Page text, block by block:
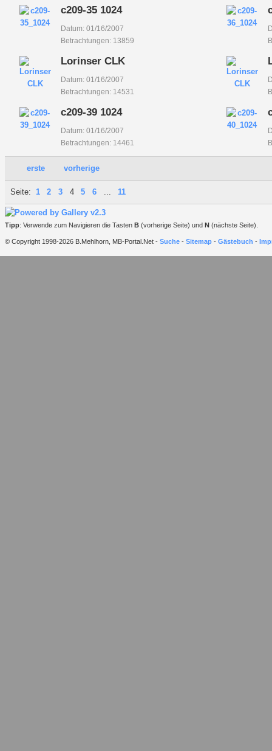
c209-35 1024
Datum: 01/16/2007
Betrachtungen: 13859
Lorinser CLK
Datum: 01/16/2007
Betrachtungen: 14531
c209-39 1024
Datum: 01/16/2007
Betrachtungen: 14461
erste vorherige
Seite: 1 2 3 4 5 6 ... 11
Tipp: Verwende zum Navigieren die Tasten B (vorherige Seite) und N (nächste Seite).
© Copyright 1998-2026 B.Mehlhorn, MB-Portal.Net - Suche - Sitemap - Gästebuch -